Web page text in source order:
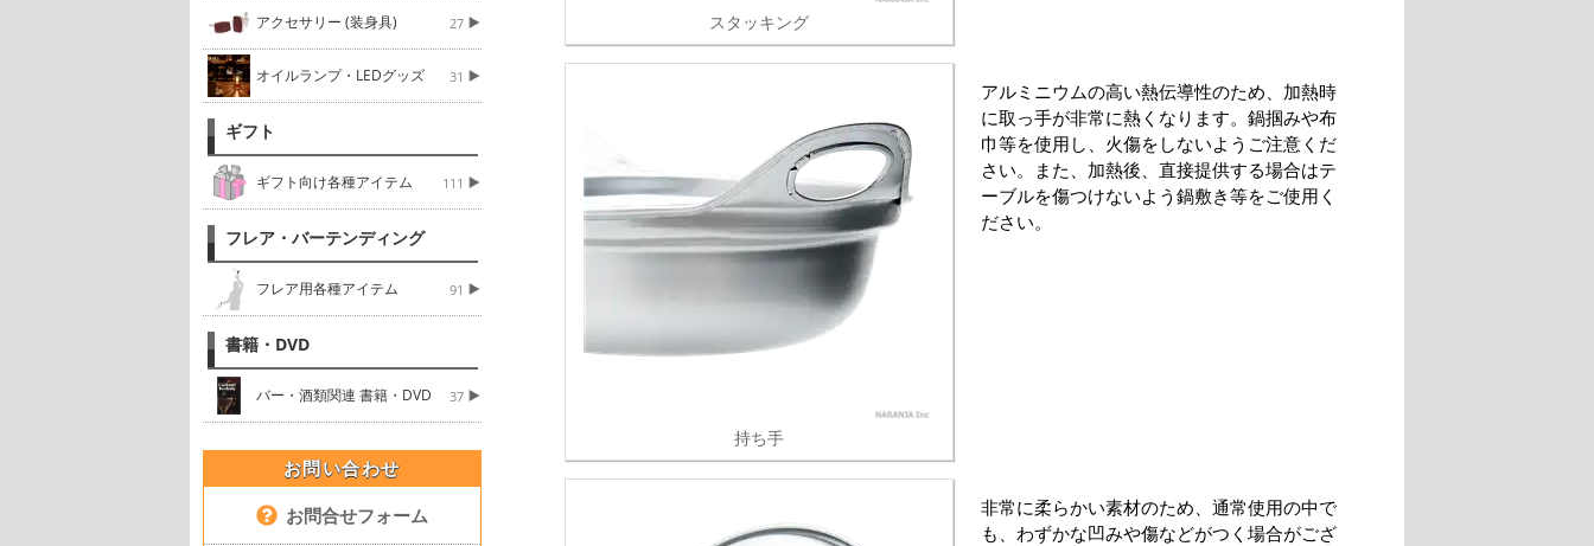
アクセサリー (装身具) 27
オイルランプ・LEDグッズ 31
ギフト
ギフト向け各種アイテム 111
フレア・バーテンディング
フレア用各種アイテム 91
書籍・DVD
バー・酒類関連 書籍・DVD 37
お問い合わせ
お問合せフォーム
スタッキング
持ち手
アルミニウムの高い熱伝導性のため、加熱時
に取っ手が非常に熱くなります。鍋掴みや布
巾等を使用し、火傷をしないようご注意くだ
さい。また、加熱後、直接提供する場合はテ
ーブルを傷つけないよう鍋敷き等をご使用く
ださい。
非常に柔らかい素材のため、通常使用の中で
も、わずかな凹みや傷などがつく場合がござ